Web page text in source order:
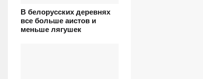
В белорусских деревнях
все больше аистов и
меньше лягушек